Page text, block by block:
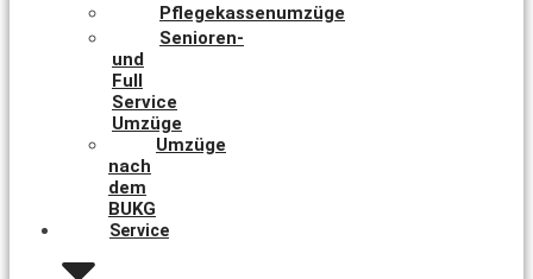
Pflegekassenumzüge
Senioren-
und
Full
Service
Umzüge
Umzüge
nach
dem
BUKG
Service